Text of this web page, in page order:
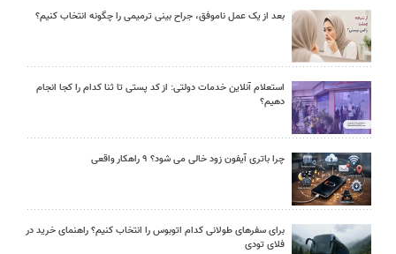
بعد از یک عمل ناموفق، جراح بینی ترمیمی را چگونه انتخاب کنیم؟
استعلام آنلاین خدمات دولتی: از کد پستی تا ثنا کدام را کجا انجام
دهیم؟
چرا باتری آیفون زود خالی می شود؟ ۹ راهکار واقعی
برای سفرهای طولانی کدام اتوبوس را انتخاب کنیم؟ راهنمای خرید در
فلای تودی